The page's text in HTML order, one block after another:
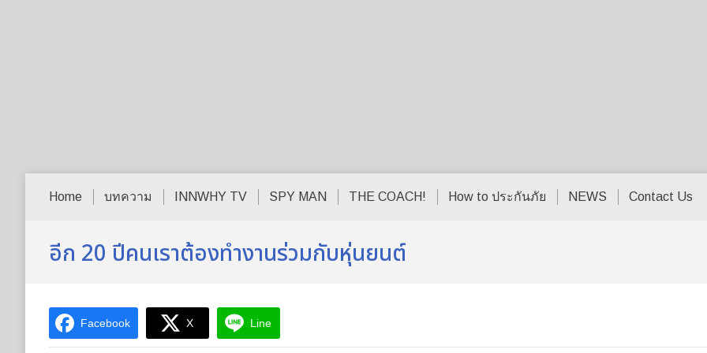
Home บทความ INNWHY TV SPY MAN THE COACH! How to ประกันภัย NEWS Contact Us
อีก 20 ปีคนเราต้องทำงานร่วมกับหุ่นยนต์
Facebook X Line